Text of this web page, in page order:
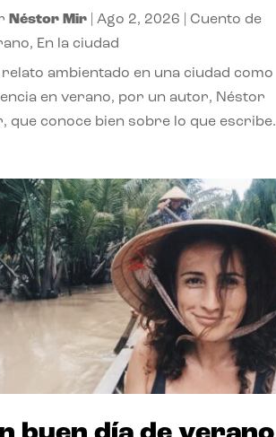
Néstor Mir| Ago 2, 2026
Cuento de
, En la ciudad
relato ambientado en una ciudad como
en verano, por un autor, Néstor
que conoce bien sobre lo que escribe.